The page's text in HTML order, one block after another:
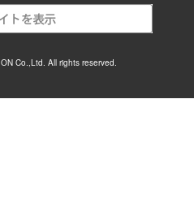
Co.,Ltd. All rights reserved.